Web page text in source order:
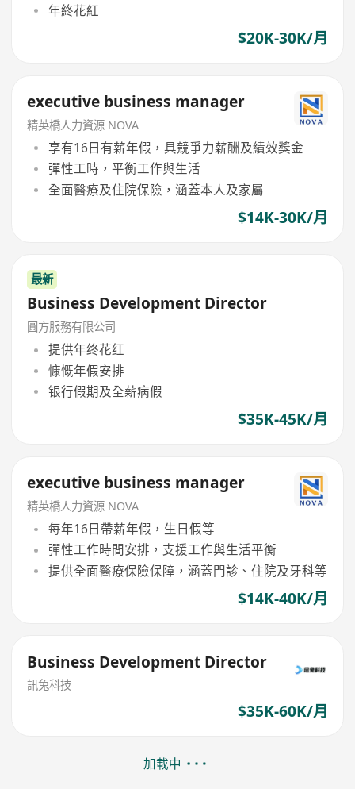
年終花紅
$20K-30K/月
executive business manager
精英橋人力資源 NOVA
享有16日有薪年假，具競爭力薪酬及績效獎金
彈性工時，平衡工作與生活
全面醫療及住院保險，涵蓋本人及家屬
$14K-30K/月
最新
Business Development Director
圓方服務有限公司
提供年终花红
慷慨年假安排
银行假期及全薪病假
$35K-45K/月
executive business manager
精英橋人力資源 NOVA
每年16日帶薪年假，生日假等
彈性工作時間安排，支援工作與生活平衡
提供全面醫療保險保障，涵蓋門診、住院及牙科等
$14K-40K/月
Business Development Director
訊兔科技
$35K-60K/月
加載中